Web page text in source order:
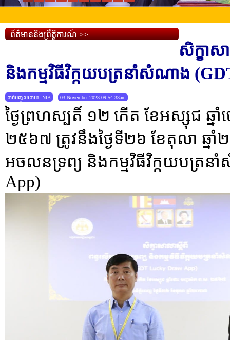
ព័ត៌មាននិងព្រឹត្តិការណ៍ >>
សិក្ខាស
និងកម្មវិធីវិក្កយបត្រនាំសំណាង
ដាក់បញ្ចូលដោយ: NIB 03-November-2023 09:54:33am
ថ្ងៃព្រហស្បតិ៍ ១២ កើត ខែអស្សុជ ឆ្ន
២៥៦៧ ត្រូវនឹងថ្ងៃទី២៦ ខែតុលា ឆ្ន
អចលនទ្រព្យ និងកម្មវិធីវិក្កយបត្រ
App)